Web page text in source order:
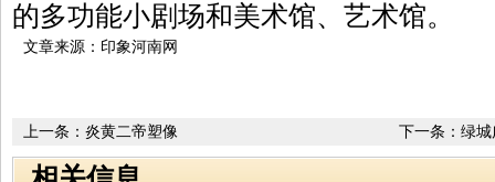
的多功能小剧场和美术馆、艺术馆。
文章来源：印象河南网
下一条： 绿城
上一条： 炎黄二帝塑像